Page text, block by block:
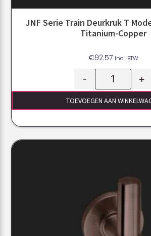
JNF Serie Train Deurkruk T
Titanium-Copper
€92.57 Incl. BTW
- +
TOEVOEGEN AAN